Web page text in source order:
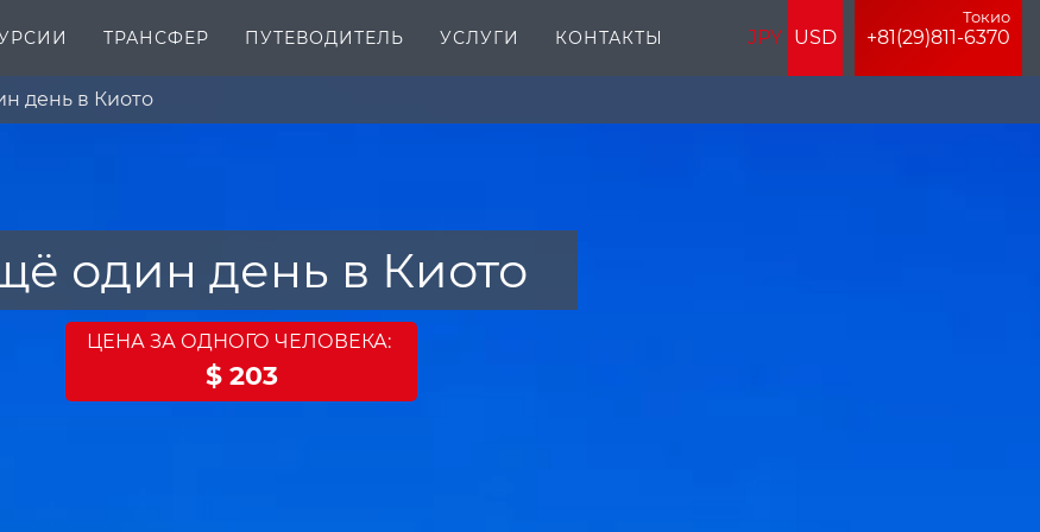
ТРАНСФЕР ПУТЕВОДИТЕЛЬ УСЛУГИ КОНТАКТЫ JPY USD
Токио
+81(29)811-6370
день в Киото
один день в Киото
ЦЕНА ЗА ОДНОГО ЧЕЛОВЕКА:
$ 203